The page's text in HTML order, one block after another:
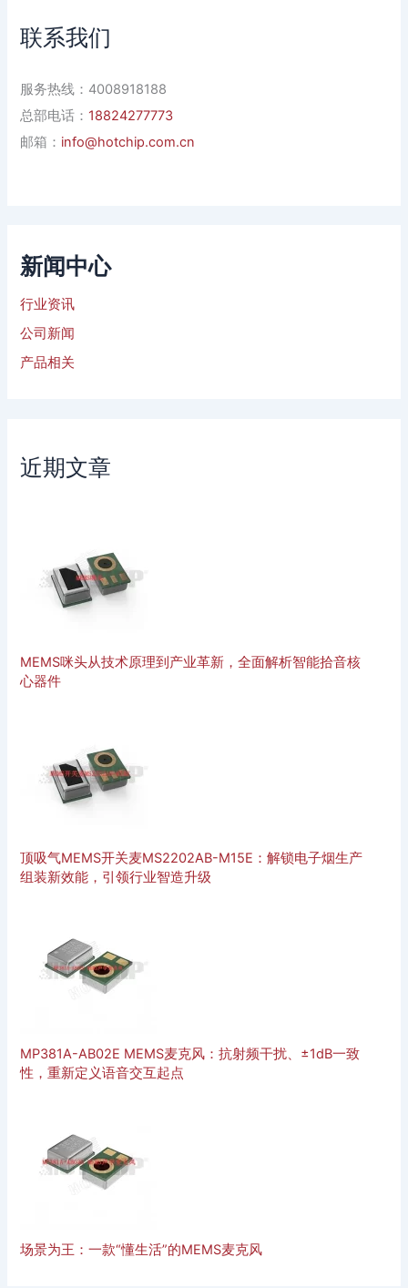
联系我们
服务热线：4008918188
总部电话：18824277773
邮箱： info@hotchip.com.cn
新闻中心
行业资讯
公司新闻
产品相关
近期文章
MEMS咪头从技术原理到产业革新，全面解析智能拾音核
心器件
顶吸气MEMS开关麦MS2202AB-M15E：解锁电子烟生产
组装新效能，引领行业智造升级
MP381A-AB02E MEMS麦克风：抗射频干扰、±1dB一致
性，重新定义语音交互起点
场景为王：一款“懂生活”的MEMS麦克风